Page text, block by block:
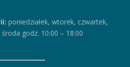
poniedziałek, wtorek, czwartek,
środa godz. 10:00 – 18:00